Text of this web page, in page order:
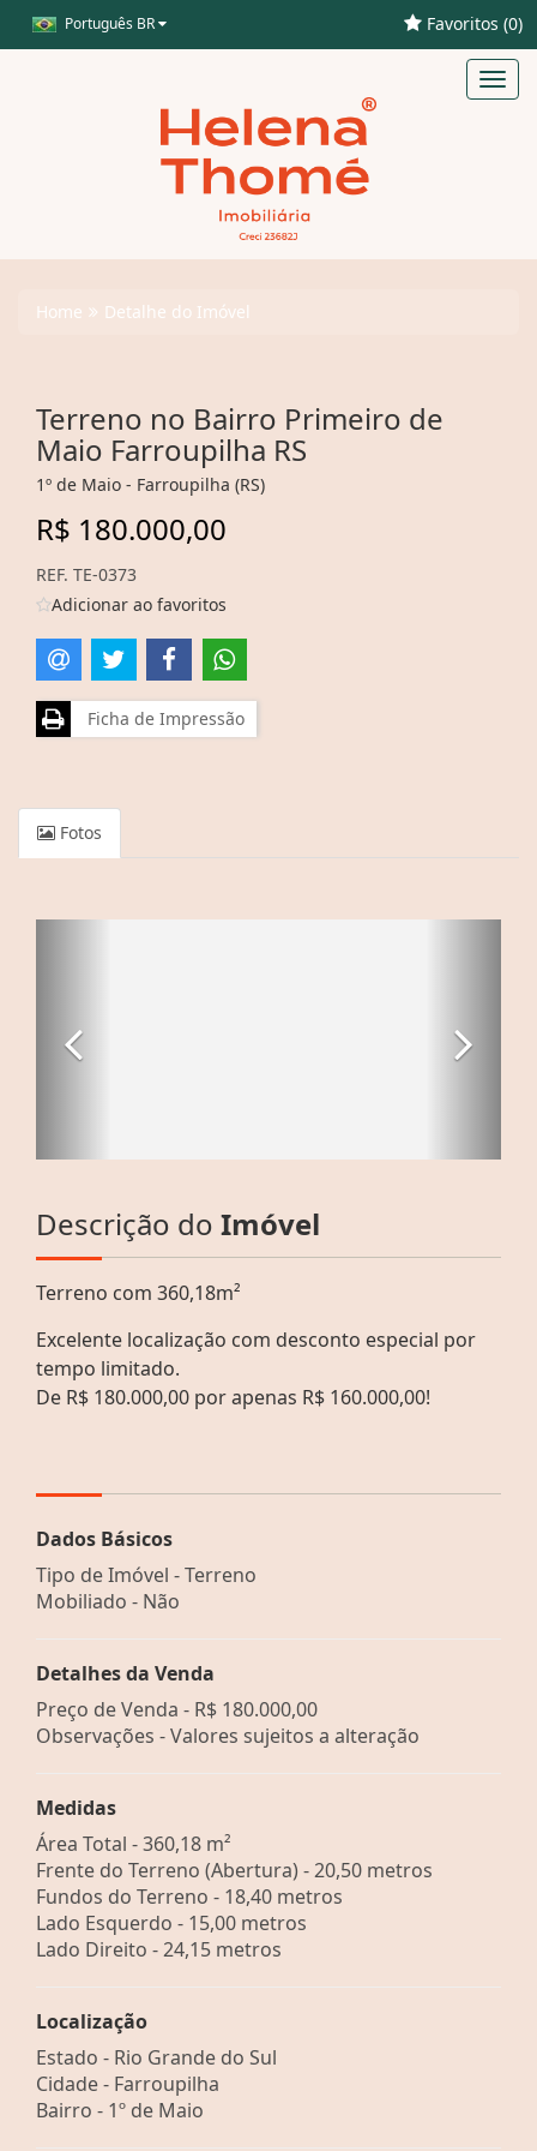
Português BR Favoritos (0)
Home Detalhe do Imóvel
Terreno no Bairro Primeiro de
Maio Farroupilha RS
1º de Maio - Farroupilha (RS)
R$ 180.000,00
REF. TE-0373
Adicionar ao favoritos
Ficha de Impressão
Fotos
Descrição do Imóvel
Terreno com 360,18m²
Excelente localização com desconto especial por
tempo limitado.
De R$ 180.000,00 por apenas R$ 160.000,00!
Dados Básicos
Tipo de Imóvel - Terreno
Mobiliado - Não
Detalhes da Venda
Preço de Venda - R$ 180.000,00
Observações - Valores sujeitos a alteração
Medidas
Área Total - 360,18 m²
Frente do Terreno (Abertura) - 20,50 metros
Fundos do Terreno - 18,40 metros
Lado Esquerdo - 15,00 metros
Lado Direito - 24,15 metros
Localização
Estado - Rio Grande do Sul
Cidade - Farroupilha
Bairro - 1º de Maio